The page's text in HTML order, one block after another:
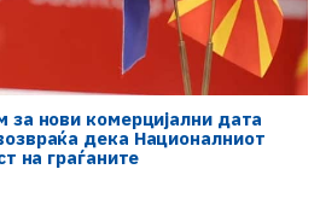
нови комерцијални дата
дека Националниот
на граѓаните